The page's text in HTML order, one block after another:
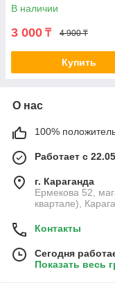
В наличии
3 000 ₸ 4 900 ₸
Купить
О нас
100%
Работает с
г. Караганда
Ермекова 52,
квартале),
Контакты
Сегодня
Показать весь